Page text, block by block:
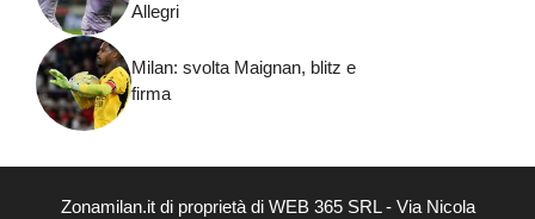
Allegri
Milan: svolta Maignan, blitz e
firma
Zonamilan.it di proprietà di WEB 365 SRL - Via Nicola